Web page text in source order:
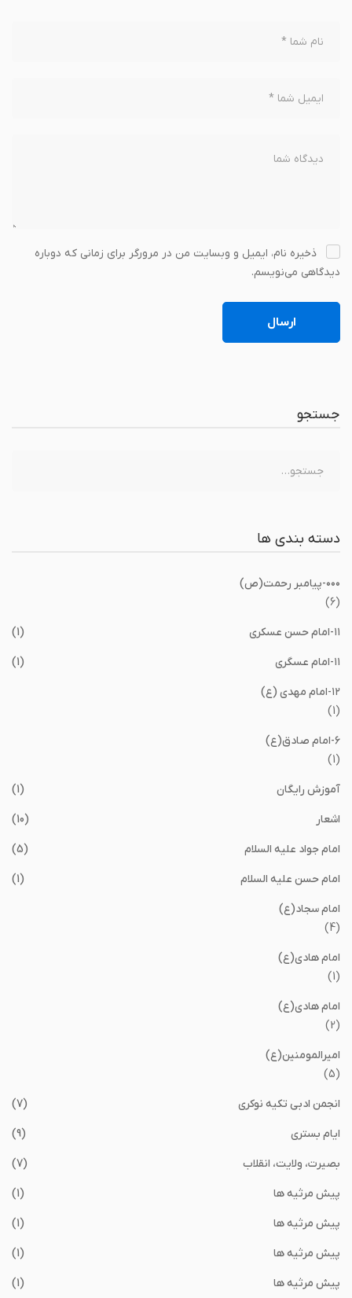
ذخیره نام، ایمیل و وبسایت من در مرورگر برای زمانی که دوباره
دیدگاهی می‌نویسم.
جستجو
برای:
دسته بندی ها
٠٠٠-پیامبر رحمت(ص)
(6)
١١-امام حسن عسکری
(1)
١١-امام عسگری
(1)
١٢-امام مهدی (ع)
(1)
۶-امام صادق(ع)
(1)
آموزش رایگان
(1)
اشعار
(10)
امام جواد علیه السلام
(5)
امام حسن علیه السلام
(1)
امام سجاد(ع)
(4)
امام هادی(ع)
(1)
امام هادی(ع)
(2)
امیرالمومنین(ع)
(5)
انجمن ادبی تکیه نوکری
(7)
ایام بستری
(9)
بصیرت، ولایت، انقلاب
(7)
پیش مرثیه ها
(1)
پیش مرثیه ها
(1)
پیش مرثیه ها
(1)
پیش مرثیه ها
(1)